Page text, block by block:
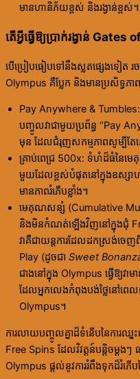
មានហានិភ័យខ្ពស់ និងរង្វាន់ខ្ពស់។
តើអ្វីធ្វើឱ្យប្រាក់រង្វាន់
បើប្រៀបធៀបទៅនឹងស្លតផ្សេងទៀត រច
Olympus គឺប្លែក និងមានប្រសិទ្ធភា
Pay Anywhere & Tumbles:
បញ្ចូលវាជាមួយប្រព័ន្ធ “Pay
មុន ដែលជំរុញសកម្មភាពសូម្បីតែន
គ្រាប់ពេជ្រ 500x: ទំហំដ៏ធំនៃ
មួយដែលខ្ពស់បំផុតនៅក្នុងឧស្សាហក
មានភាពរំភើបខ្លាំង។
មេគុណសន្សំ (Cumulative
និងមិនកំណត់ឡើងវិញនៅក្នុងជុំ
វាគឺជាយន្តការដែលដកស្រង់ចេ
Play (ដូចជា Sweet
ជាងនៅក្នុង Olympus ធ្វើឱ្យវាម
ដែលអ្នកលេងកំពុងបង់ថ្លៃនៅពេល
Olympus។
ការលាយបញ្ចូលគ្នាដ៏ទំនើបនៃការឈ្ន
Free Spins ដែលវិវត្តន៍បន្តិចម្តងៗ
Olympus ផ្តល់នូវការរំពឹងទុកដ៏រំភើប